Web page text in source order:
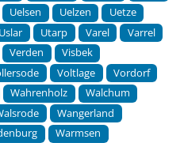
Uelsen Uelzen
Uetze
Uslar Utarp Varel
Varrel
Verden
Visbek
Voltlage
Vordorf
Wahrenholz
Walchum
Wangerland
Warmsen